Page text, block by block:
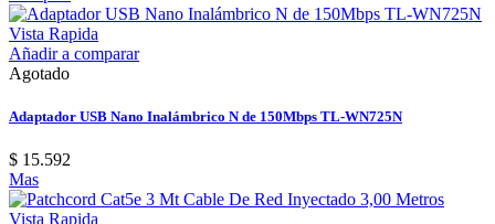
Vista Rapida
Añadir a comparar
Agotado
Adaptador USB Nano Inalámbrico N de 150Mbps TL-WN725N
$ 15.592
Mas
Vista Rapida